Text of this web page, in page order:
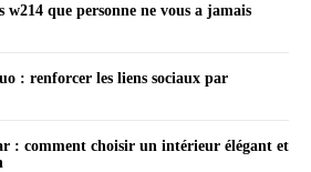
w214 que personne ne vous a jamais
: renforcer les liens sociaux par
: comment choisir un intérieur élégant et